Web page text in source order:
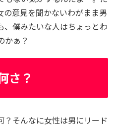
の意見を聞かないわがまま男
僕みたいな人はちょっとわ
かぁ？
さ？
？そんなに女性は男にリード